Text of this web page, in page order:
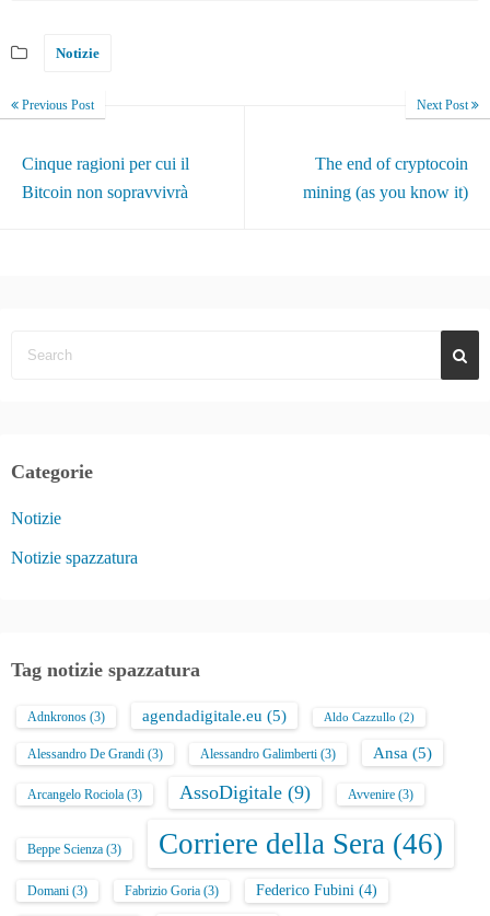
Notizie
Previous Post
Cinque ragioni per cui il
Bitcoin non sopravvivrà
Next Post
The end of cryptocoin
mining (as you know it)
Categorie
Notizie
Notizie spazzatura
Tag notizie spazzatura
Adnkronos (3) agendadigitale.eu (5) Aldo Cazzullo (2)
Alessandro De Grandi (3) Alessandro Galimberti (3) Ansa (5)
Arcangelo Rociola (3) AssoDigitale (9) Avvenire (3)
Beppe Scienza (3) Corriere della Sera (46)
Domani (3) Fabrizio Goria (3) Federico Fubini (4)